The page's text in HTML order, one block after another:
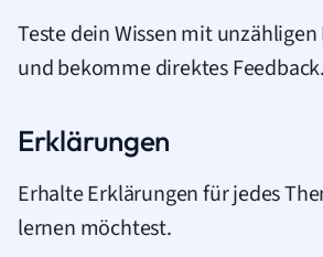
Teste dein Wissen mit
und bekomme direktes Feedback.
Erklärungen
Erhalte Erklärungen für jedes
lernen möchtest.